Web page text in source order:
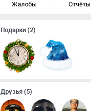
Жалобы Отчёты
Подарки (2)
Друзья (5)